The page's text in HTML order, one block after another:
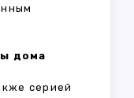
дома
серией